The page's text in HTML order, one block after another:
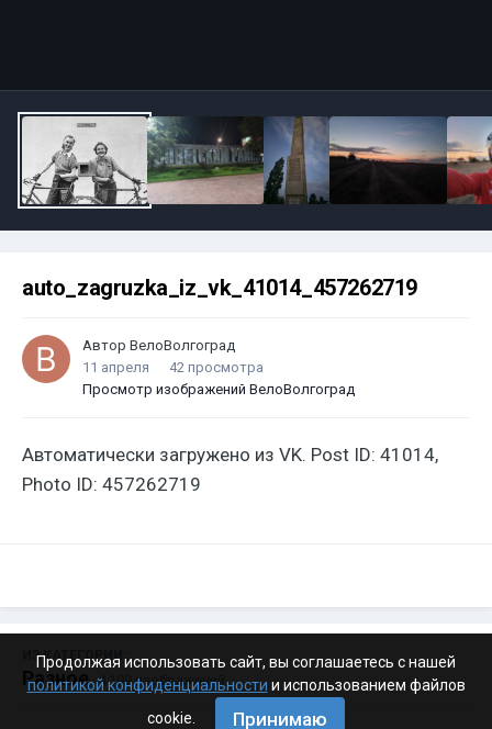
auto_zagruzka_iz_vk_41014_457262719
Автор ВелоВолгоград
11 апреля
42 просмотра
Просмотр изображений ВелоВолгоград
Автоматически загружено из VK. Post ID: 41014,
Photo ID: 457262719
ИЗ КАТЕГОРИИ:
Разное · 4 199 изображений
Продолжая использовать сайт, вы соглашаетесь с нашей
политикой конфиденциальности и использованием файлов
cookie.
Принимаю